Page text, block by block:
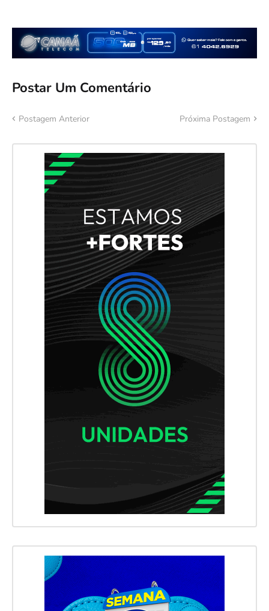
Postar Um Comentário
Postagem Anterior Próxima Postagem